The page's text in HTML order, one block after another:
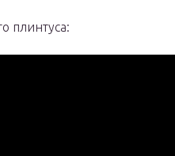
плинтуса: